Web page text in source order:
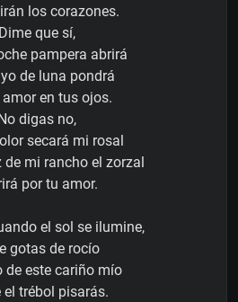
los corazones.
Dime que sí,
pampera abrirá
de luna pondrá
amor en tus ojos.
No digas no,
secará mi rosal
de mi rancho el zorzal
por tu amor.
el sol se ilumine,
gotas de rocío
de este cariño mío
el trébol pisarás.